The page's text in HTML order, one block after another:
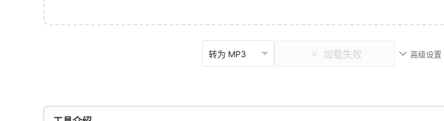
加载失败 高级设置